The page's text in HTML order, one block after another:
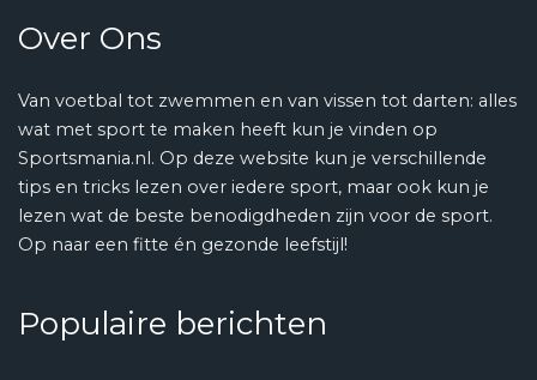
Over Ons
Van voetbal tot zwemmen en van vissen tot darten: alles
wat met sport te maken heeft kun je vinden op
Sportsmania.nl. Op deze website kun je verschillende
tips en tricks lezen over iedere sport, maar ook kun je
lezen wat de beste benodigdheden zijn voor de sport.
Op naar een fitte én gezonde leefstijl!
Populaire berichten